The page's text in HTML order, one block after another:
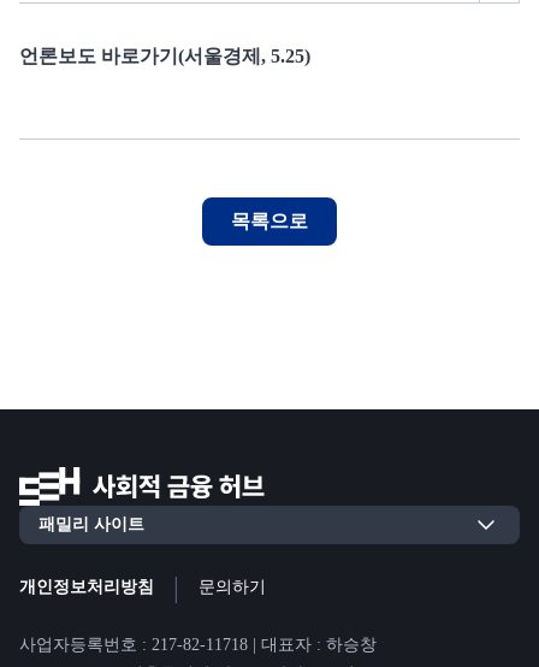
언론보도 바로가기(서울경제, 5.25)
목록으로
개인정보처리방침 | 문의하기
사업자등록번호 : 217-82-11718 | 대표자 : 하승창